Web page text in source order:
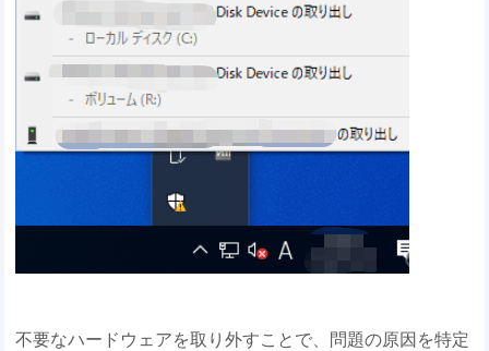
不要なハードウェアを取り外すことで、問題の原因を特定